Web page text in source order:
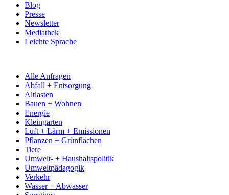
Blog
Presse
Newsletter
Mediathek
Leichte Sprache
Alle Anfragen
Abfall + Entsorgung
Altlasten
Bauen + Wohnen
Energie
Kleingarten
Luft + Lärm + Emissionen
Pflanzen + Grünflächen
Tiere
Umwelt- + Haushaltspolitik
Umweltpädagogik
Verkehr
Wasser + Abwasser